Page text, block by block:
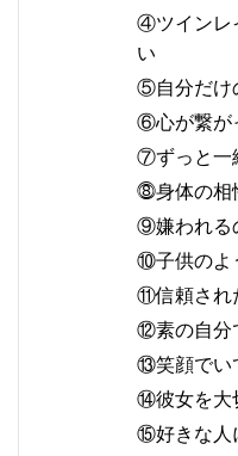
④ツインレ
い
⑤自分だけ
⑥心が繋が
⑦ずっと一
⓼身体の相
⑨嫌われる
⑩子供のよ
⑪信頼され
⑫素の自分
⑬笑顔でい
⑭彼女を大
⑮好きな人